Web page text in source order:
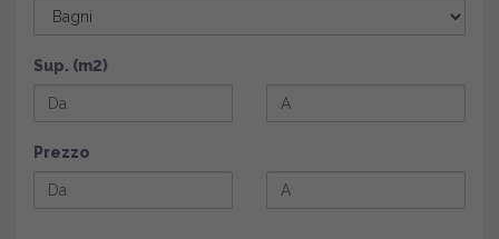
Sup. (m2)
Prezzo